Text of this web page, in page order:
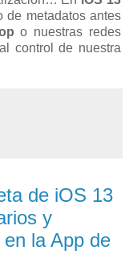
de metadatos antes
o nuestras redes
control de nuestra
de iOS 13
y
la App de